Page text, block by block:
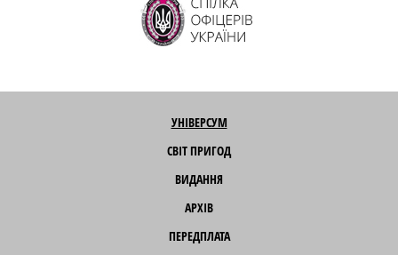
УНІВЕРСУМ
СВІТ ПРИГОД
ВИДАННЯ
АРХІВ
ПЕРЕДПЛАТА